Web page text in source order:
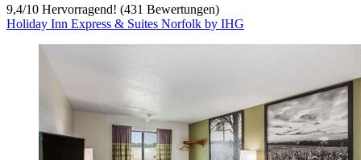
9,4/10 Hervorragend! (431 Bewertungen)
Holiday Inn Express & Suites Norfolk by IHG